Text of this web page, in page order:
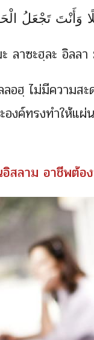
وَأَنْتَ تَجْعَلُ
ลาซะฮฺละ อิลล
ฮฺ ไม่มีความสะ
องค์ทรงทำให้แ
สลาม อาชีพต้อ